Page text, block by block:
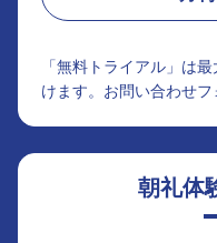
「無料トライアル」は
けます。お問い合わせフ
朝礼体